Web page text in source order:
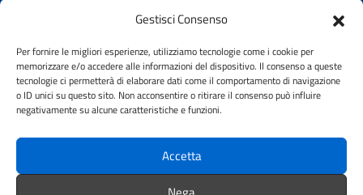
Gestisci Consenso
Per fornire le migliori esperienze, utilizziamo tecnologie come i cookie per
memorizzare e/o accedere alle informazioni del dispositivo. Il consenso a queste
tecnologie ci permetterà di elaborare dati come il comportamento di navigazione
o ID unici su questo sito. Non acconsentire o ritirare il consenso può influire
negativamente su alcune caratteristiche e funzioni.
Accetta
Amministrazione trasparente
Albo Pretorio
Informativa privacy
Note legali
Dichiarazione di accessibilità
SEGUICI SU